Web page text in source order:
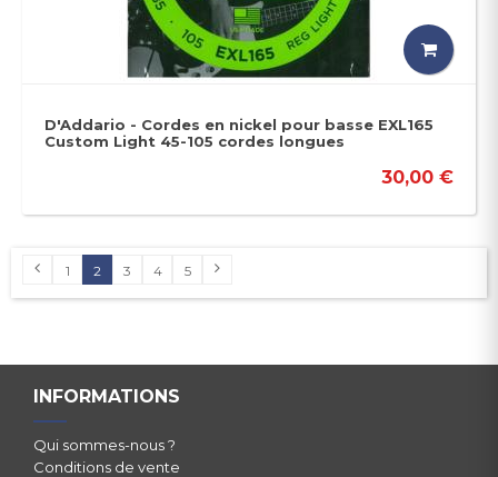
D'Addario - Cordes en nickel pour basse EXL165
Custom Light 45-105 cordes longues
30,00 €
1 2 3 4 5
INFORMATIONS
Qui sommes-nous ?
Conditions de vente